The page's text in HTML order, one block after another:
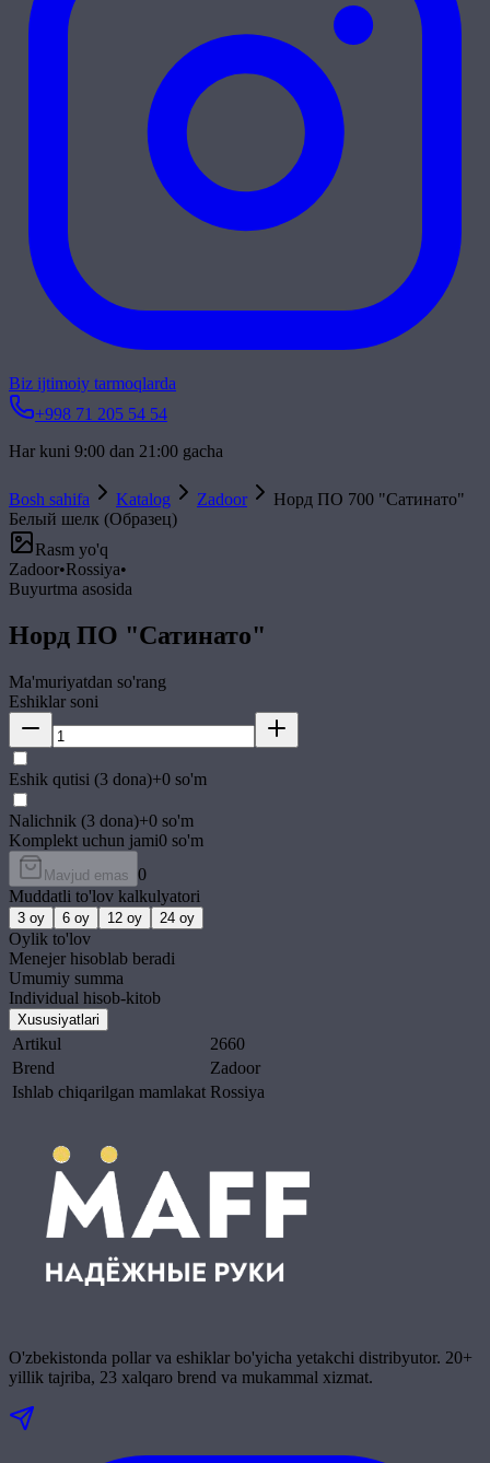
Biz ijtimoiy tarmoqlarda
+998 71 205 54 54
Har kuni 9:00 dan 21:00 gacha
Bosh sahifa Katalog Zadoor
Норд ПО 700 "Сатинато"
Белый шелк (Образец)
Rasm yo'q
Zadoor•Rossiya•
Buyurtma asosida
Норд ПО "Сатинато"
Ma'muriyatdan so'rang
Eshiklar soni
Eshik qutisi (3 dona)+0 so'm
Nalichnik (3 dona)+0 so'm
Komplekt uchun jami0 so'm
Mavjud emas 0
Muddatli to'lov kalkulyatori
3 oy 6 oy 12 oy 24 oy
Oylik to'lov
Menejer hisoblab beradi
Umumiy summa
Individual hisob-kitob
Xususiyatlari
Artikul
2660
Brend
Zadoor
Ishlab chiqarilgan mamlakat Rossiya
O'zbekistonda pollar va eshiklar bo'yicha yetakchi distribyutor. 20+
yillik tajriba, 23 xalqaro brend va mukammal xizmat.